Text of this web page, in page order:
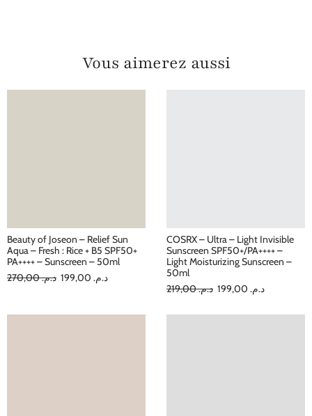
Vous aimerez aussi
Beauty of Joseon – Relief Sun
Aqua – Fresh : Rice + B5 SPF50+
PA++++ – Sunscreen – 50ml
د.م.270,00 د.م.
COSRX – Ultra – Light Invisible
Sunscreen SPF50+/PA++++ –
Light Moisturizing Sunscreen –
50ml
د.م.219,00 د.م.